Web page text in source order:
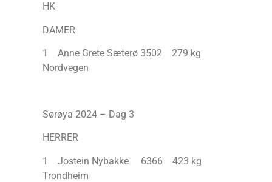
HK
DAMER
1 Anne Grete Sæterø 3502 279 kg
Nordvegen
Sørøya 2024 – Dag 3
HERRER
1 Jostein Nybakke 6366 423 kg
Trondheim